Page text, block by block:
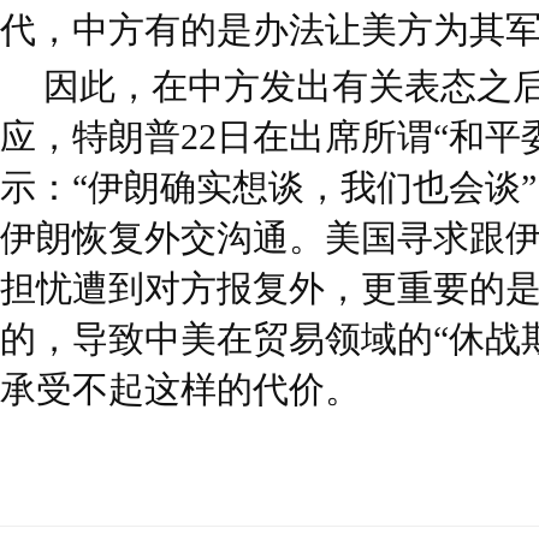
代，中方有的是办法让美方为其
因此，在中方发出有关表态之
应，特朗普22日在出席所谓“和平
示：“伊朗确实想谈，我们也会谈
伊朗恢复外交沟通。美国寻求跟
担忧遭到对方报复外，更重要的
的，导致中美在贸易领域的“休战
承受不起这样的代价。